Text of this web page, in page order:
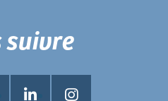
suivre